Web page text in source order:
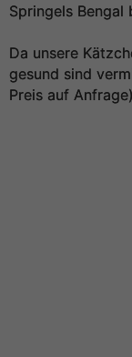
Springels Bengal
Da unsere
gesund sind
Preis auf Anfrage)